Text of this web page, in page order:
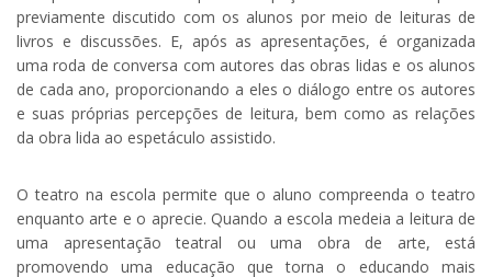
previamente discutido com os alunos por meio de leituras de
livros e discussões. E, após as apresentações, é organizada
uma roda de conversa com autores das obras lidas e os alunos
de cada ano, proporcionando a eles o diálogo entre os autores
e suas próprias percepções de leitura, bem como as relações
da obra lida ao espetáculo assistido.
O teatro na escola permite que o aluno compreenda o teatro
enquanto arte e o aprecie. Quando a escola medeia a leitura de
uma apresentação teatral ou uma obra de arte, está
promovendo uma educação que torna o educando mais